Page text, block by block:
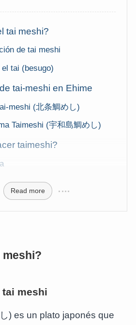
tai meshi?
de tai meshi
el tai (besugo)
tai-meshi en Ehime
meshi (北条鯛めし)
Taimeshi (宇和島鯛めし)
taimeshi?
Read more
meshi?
meshi
) es un plato japonés que